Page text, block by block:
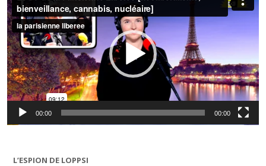
00:00 00:00
L’ESPION DE LOPPSI